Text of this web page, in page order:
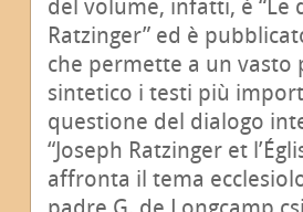
del volume, infatti, è “Le
Ratzinger” ed è
che permette a un
sintetico i testi più
questione del dialogo
“Joseph Ratzinger et
affronta il tema